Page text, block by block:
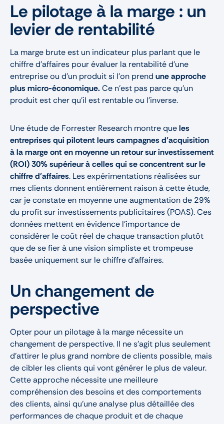
Le pilotage à la marge : un
levier de rentabilité
La marge brute est un indicateur plus parlant que le
chiffre d'affaires pour évaluer la rentabilité d'une
entreprise ou d’un produit si l’on prend une approche
plus micro-économique. Ce n’est pas parce qu’un
produit est cher qu’il est rentable ou l’inverse.
Une étude de Forrester Research montre queles
entreprises qui pilotent leurs campagnes d'acquisition
à la marge ont en moyenne un retour sur investissement
(ROI) 30% supérieur à celles qui se concentrent sur le
chiffre d'affaires. Les expérimentations réalisées sur
mes clients donnent entièrement raison à cette étude,
car je constate en moyenne une augmentation de 29%
du profit sur investissements publicitaires (POAS). Ces
données mettent en évidence l'importance de
considérer le coût réel de chaque transaction plutôt
que de se fier à une vision simpliste et trompeuse
basée uniquement sur le chiffre d'affaires.
Un changement de
perspective
Opter pour un pilotage à la marge nécessite un
changement de perspective. Il ne s'agit plus seulement
d'attirer le plus grand nombre de clients possible, mais
de cibler les clients qui vont générer le plus de valeur.
Cette approche nécessite une meilleure
compréhension des besoins et des comportements
des clients, ainsi qu'une analyse plus détaillée des
performances de chaque produit et de chaque